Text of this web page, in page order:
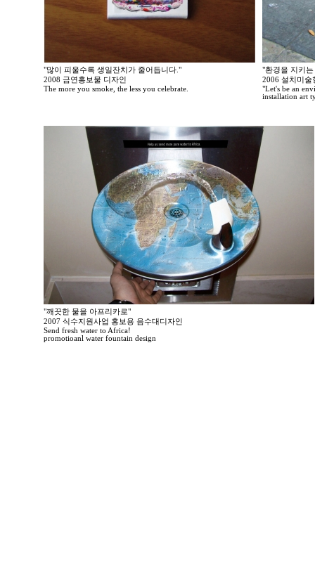
"많이 피울수록 생일잔치가 줄어듭니다."
2008 금연홍보물 디자인
The more you smoke, the less you celebrate.
"환경을 지키
2006 설치미술
"Let's be an
installation art
"깨끗한 물을 아프리카로"
2007 식수지원사업 홍보용 음수대디자인
Send fresh water to Africa!
promotioanl water fountain design